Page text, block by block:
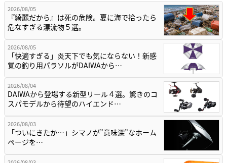
2026/08/05
『綺麗だから』は死の危険。夏に海で拾ったら
危なすぎる漂流物５選。
2026/08/05
「快適すぎる」炎天下でも気にならない！新感
覚の釣り用パラソルがDAIWAから…
2026/08/04
DAIWAから登場する新型リール４選。驚きのコ
スパモデルから待望のハイエンド…
2026/08/03
「ついにきたか…」シマノが”意味深”なホーム
ページを…